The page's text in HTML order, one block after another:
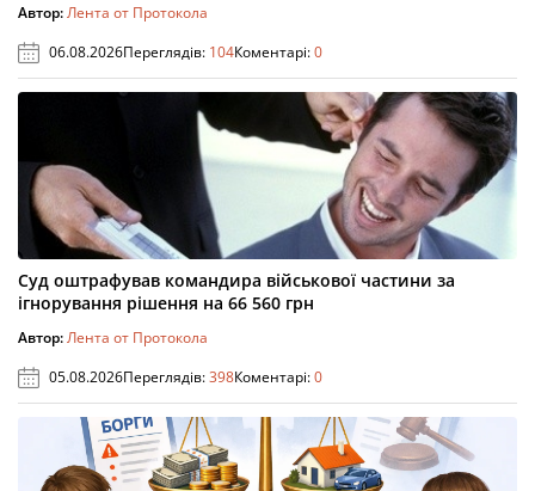
Автор:Лента от Протокола
06.08.2026Переглядів: 104Коментарі:0
Суд оштрафував командира військової частини за
ігнорування рішення на 66 560 грн
Автор:Лента от Протокола
05.08.2026Переглядів:398Коментарі:0